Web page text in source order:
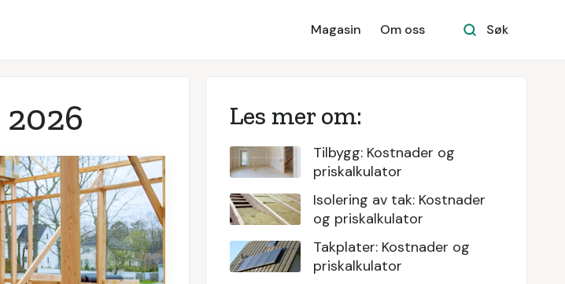
Magasin Om oss Søk
2026 Les mer om:
Tilbygg: Kostnader og
priskalkulator
Isolering av tak: Kostnader
og priskalkulator
Takplater: Kostnader og
priskalkulator